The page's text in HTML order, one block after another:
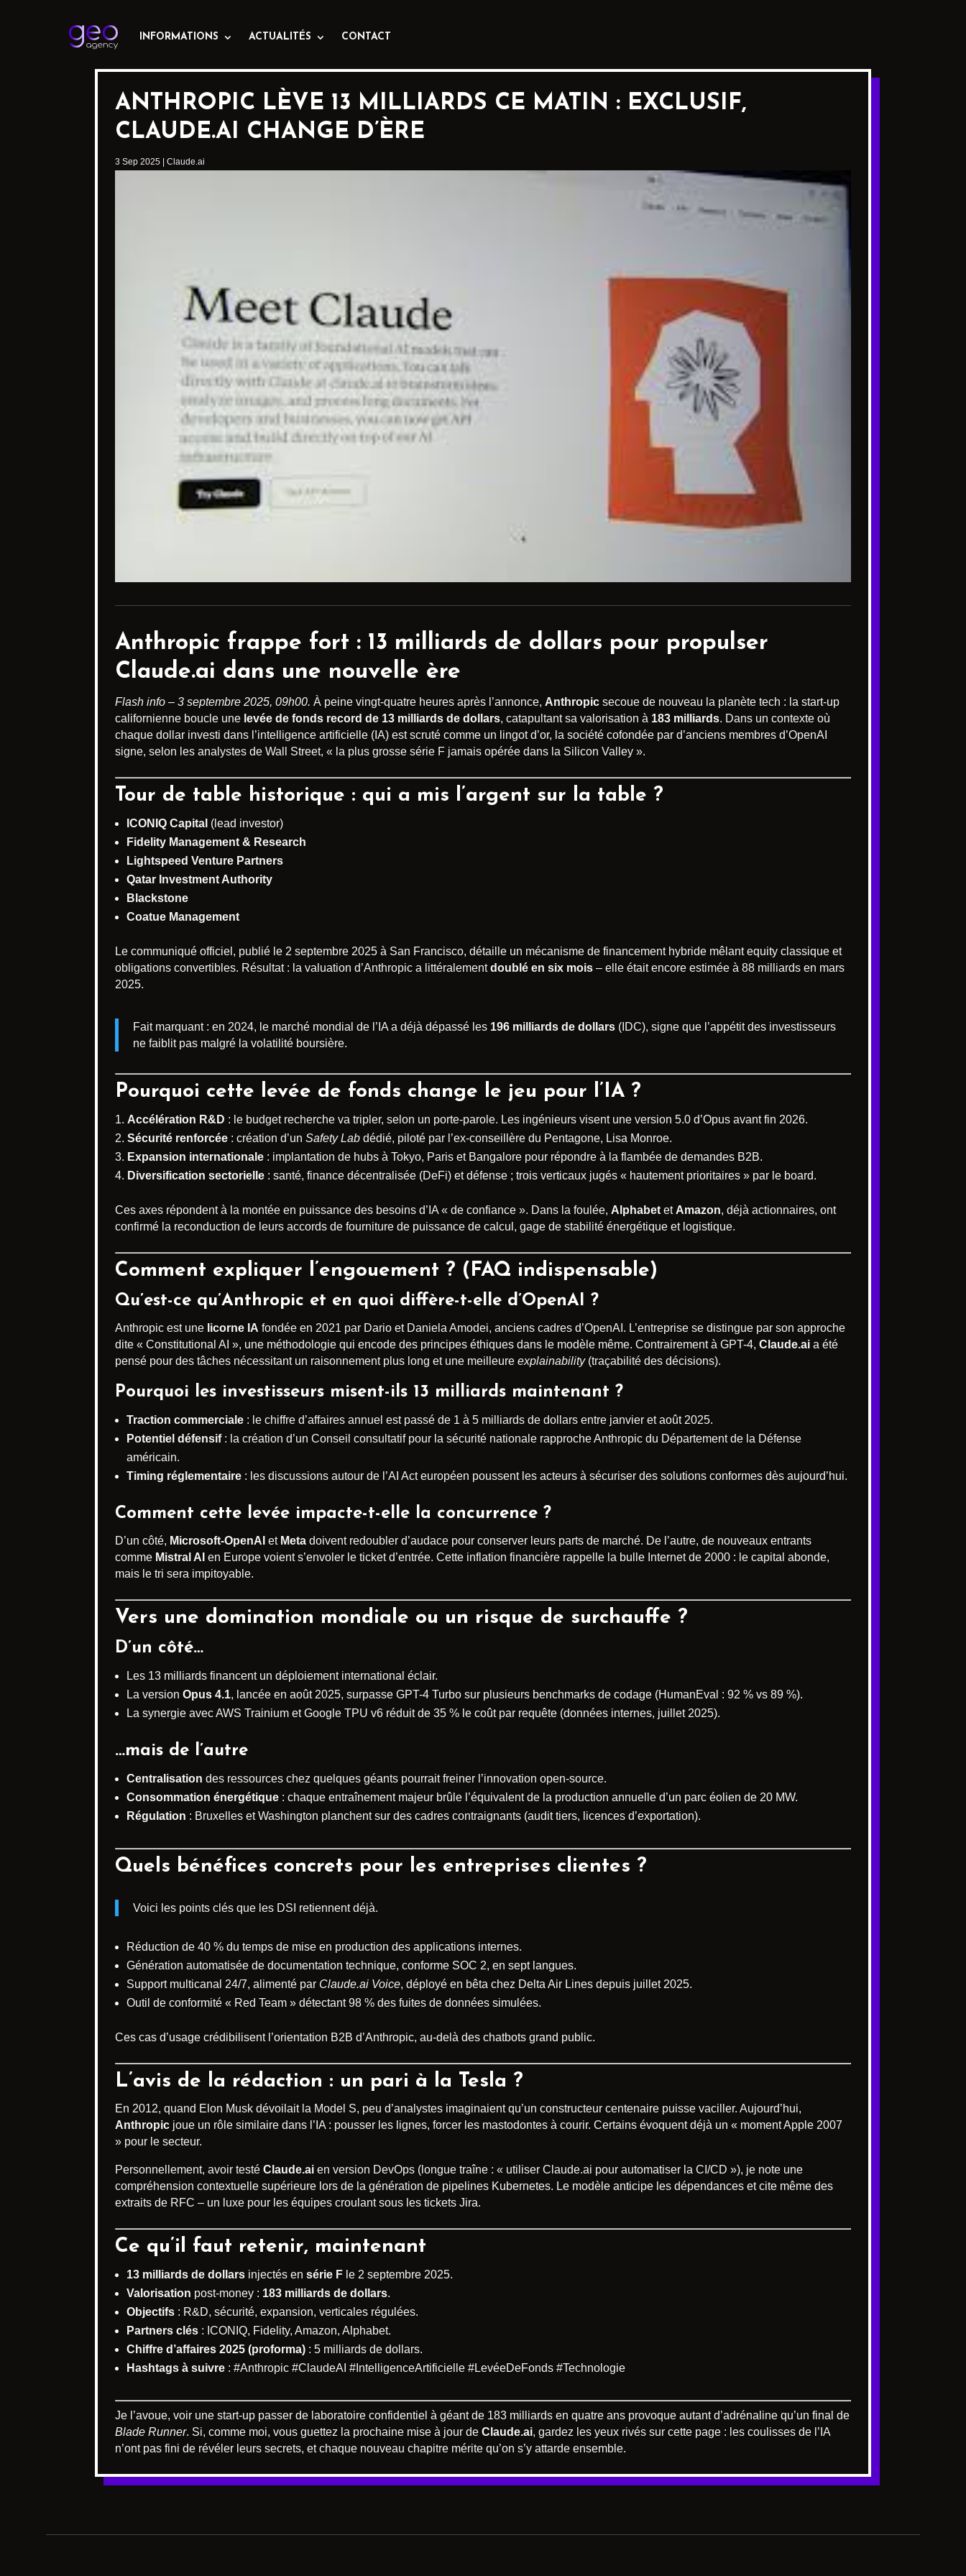
INFORMATIONS ACTUALITÉS CONTACT
ANTHROPIC LÈVE 13 MILLIARDS CE MATIN : EXCLUSIF,
CLAUDE.AI CHANGE D’ÈRE
3 Sep 2025 Claude.ai
Anthropic frappe fort : 13 milliards de dollars pour propulser
Claude.ai dans une nouvelle ère
Flash info – 3 septembre 2025, 09h00. À peine vingt-quatre heures après l’annonce, Anthropic secoue de nouveau la planète tech : la start-up
californienne boucle une levée de fonds record de 13 milliards de dollars, catapultant sa valorisation à 183 milliards. Dans un contexte où
chaque dollar investi dans l’intelligence artificielle (IA) est scruté comme un lingot d’or, la société cofondée par d’anciens membres d’OpenAI
signe, selon les analystes de Wall Street, « la plus grosse série F jamais opérée dans la Silicon Valley ».
Tour de table historique : qui a mis l’argent sur la table ?
ICONIQ Capital (lead investor)
Fidelity Management & Research
Lightspeed Venture Partners
Qatar Investment Authority
Blackstone
Coatue Management
Le communiqué officiel, publié le 2 septembre 2025 à San Francisco, détaille un mécanisme de financement hybride mêlant equity classique et
obligations convertibles. Résultat : la valuation d’Anthropic a littéralementdoublé en six mois – elle était encore estimée à 88 milliards en mars
2025.
Fait marquant : en 2024, le marché mondial de l’IA a déjà dépassé les 196 milliards de dollars (IDC), signe que l’appétit des investisseurs
ne faiblit pas malgré la volatilité boursière.
Pourquoi cette levée de fonds change le jeu pour l’IA ?
Accélération R&D : le budget recherche va tripler, selon un porte-parole. Les ingénieurs visent une version 5.0 d’Opus avant fin 2026.
Sécurité renforcée : création d’un Safety Lab dédié, piloté par l’ex-conseillère du Pentagone, Lisa Monroe.
Expansion internationale : implantation de hubs à Tokyo, Paris et Bangalore pour répondre à la flambée de demandes B2B.
Diversification sectorielle : santé, finance décentralisée (DeFi) et défense ; trois verticaux jugés « hautement prioritaires » par le board.
Ces axes répondent à la montée en puissance des besoins d’IA « de confiance ». Dans la foulée, AlphabetetAmazon, déjà actionnaires, ont
confirmé la reconduction de leurs accords de fourniture de puissance de calcul, gage de stabilité énergétique et logistique.
Comment expliquer l’engouement ? (FAQ indispensable)
Qu’est-ce qu’Anthropic et en quoi diffère-t-elle d’OpenAI ?
Anthropic est une licorne IA fondée en 2021 par Dario et Daniela Amodei, anciens cadres d’OpenAI. L’entreprise se distingue par son approche
dite « Constitutional AI », une méthodologie qui encode des principes éthiques dans le modèle même. Contrairement à GPT-4, Claude.ai a été
pensé pour des tâches nécessitant un raisonnement plus long et une meilleure explainability(traçabilité des décisions).
Pourquoi les investisseurs misent-ils 13 milliards maintenant ?
Traction commerciale : le chiffre d’affaires annuel est passé de 1 à 5 milliards de dollars entre janvier et août 2025.
Potentiel défensif: la création d’un Conseil consultatif pour la sécurité nationale rapproche Anthropic du Département de la Défense
américain.
Timing réglementaire : les discussions autour de l’AI Act européen poussent les acteurs à sécuriser des solutions conformes dès aujourd’hui.
Comment cette levée impacte-t-elle la concurrence ?
D’un côté, Microsoft-OpenAI et Meta doivent redoubler d’audace pour conserver leurs parts de marché. De l’autre, de nouveaux entrants
comme Mistral AI en Europe voient s’envoler le ticket d’entrée. Cette inflation financière rappelle la bulle Internet de 2000 : le capital abonde,
mais le tri sera impitoyable.
Vers une domination mondiale ou un risque de surchauffe ?
D’un côté…
Les 13 milliards financent un déploiement international éclair.
La version Opus 4.1, lancée en août 2025, surpasse GPT-4 Turbo sur plusieurs benchmarks de codage (HumanEval : 92 % vs 89 %).
La synergie avec AWS Trainium et Google TPU v6 réduit de 35 % le coût par requête (données internes, juillet 2025).
…mais de l’autre
Centralisation des ressources chez quelques géants pourrait freiner l’innovation open-source.
Consommation énergétique : chaque entraînement majeur brûle l’équivalent de la production annuelle d’un parc éolien de 20 MW.
Régulation : Bruxelles et Washington planchent sur des cadres contraignants (audit tiers, licences d’exportation).
Quels bénéfices concrets pour les entreprises clientes ?
Voici les points clés que les DSI retiennent déjà.
Réduction de 40 % du temps de mise en production des applications internes.
Génération automatisée de documentation technique, conforme SOC 2, en sept langues.
Support multicanal 24/7, alimenté par Claude.ai Voice, déployé en bêta chez Delta Air Lines depuis juillet 2025.
Outil de conformité « Red Team » détectant 98 % des fuites de données simulées.
Ces cas d’usage crédibilisent l’orientation B2B d’Anthropic, au-delà des chatbots grand public.
L’avis de la rédaction : un pari à la Tesla ?
En 2012, quand Elon Musk dévoilait la Model S, peu d’analystes imaginaient qu’un constructeur centenaire puisse vaciller. Aujourd’hui,
Anthropic joue un rôle similaire dans l’IA : pousser les lignes, forcer les mastodontes à courir. Certains évoquent déjà un « moment Apple 2007
» pour le secteur.
Personnellement, avoir testé Claude.ai en version DevOps (longue traîne : « utiliser Claude.ai pour automatiser la CI/CD »), je note une
compréhension contextuelle supérieure lors de la génération de pipelines Kubernetes. Le modèle anticipe les dépendances et cite même des
extraits de RFC – un luxe pour les équipes croulant sous les tickets Jira.
Ce qu’il faut retenir, maintenant
13 milliards de dollars injectés en série F le 2 septembre 2025.
Valorisation post-money : 183 milliards de dollars.
Objectifs : R&D, sécurité, expansion, verticales régulées.
Partners clés : ICONIQ, Fidelity, Amazon, Alphabet.
Chiffre d’affaires 2025 (proforma) : 5 milliards de dollars.
Hashtags à suivre : #Anthropic #ClaudeAI #IntelligenceArtificielle #LevéeDeFonds #Technologie
Je l’avoue, voir une start-up passer de laboratoire confidentiel à géant de 183 milliards en quatre ans provoque autant d’adrénaline qu’un final de
Blade Runner. Si, comme moi, vous guettez la prochaine mise à jour de Claude.ai, gardez les yeux rivés sur cette page : les coulisses de l’IA
n’ont pas fini de révéler leurs secrets, et chaque nouveau chapitre mérite qu’on s’y attarde ensemble.